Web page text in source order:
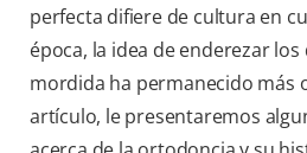
perfecta difiere de cultura en
época, la idea de enderezar
mordida ha permanecido más
artículo, le presentaremos